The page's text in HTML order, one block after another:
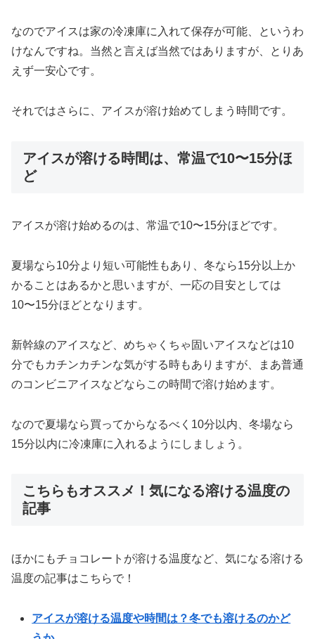
なのでアイスは家の冷凍庫に入れて保存が可能、というわ
けなんですね。当然と言えば当然ではありますが、とりあ
えず一安心です。
それではさらに、アイスが溶け始めてしまう時間です。
アイスが溶ける時間は、常温で10〜15分ほ
ど
アイスが溶け始めるのは、常温で10〜15分ほどです。
夏場なら10分より短い可能性もあり、冬なら15分以上か
かることはあるかと思いますが、一応の目安としては
10〜15分ほどとなります。
新幹線のアイスなど、めちゃくちゃ固いアイスなどは10
分でもカチンカチンな気がする時もありますが、まあ普通
のコンビニアイスなどならこの時間で溶け始めます。
なので夏場なら買ってからなるべく10分以内、冬場なら
15分以内に冷凍庫に入れるようにしましょう。
こちらもオススメ！気になる溶ける温度の
記事
ほかにもチョコレートが溶ける温度など、気になる溶ける
温度の記事はこちらで！
アイスが溶ける温度や時間は？冬でも溶けるのかど